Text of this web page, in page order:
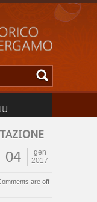
04
gen
2017
are off